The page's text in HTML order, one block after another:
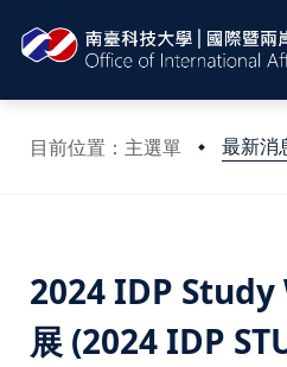
目前位置：主選單 最新消
2024 IDP
展 (2024 IDP